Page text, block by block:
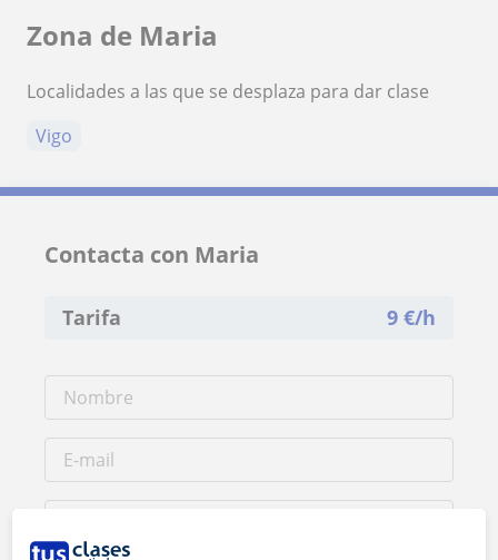
Zona de Maria
Localidades a las que se desplaza para dar clase
Vigo
Contacta con Maria
Tarifa 9 €/h